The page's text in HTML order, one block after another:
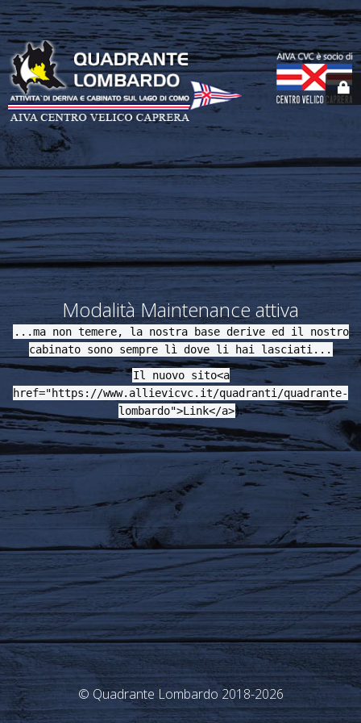
Modalità Maintenance attiva
...ma non temere, la nostra base derive ed il nostro
cabinato sono sempre lì dove li hai lasciati...
Il nuovo sito<a
href="https://www.allievicvc.it/quadranti/quadrante-
lombardo">Link</a>).
© Quadrante Lombardo 2018-2026